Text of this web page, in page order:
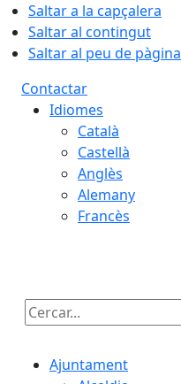
Saltar a la capçalera
Saltar al contingut
Saltar al peu de pàgina
Contactar
Idiomes
Català
Castellà
Anglès
Alemany
Francès
Cercar:
Ajuntament